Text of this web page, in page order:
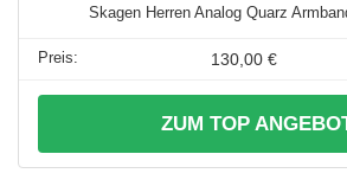
Skagen Herren Analog Quarz
130,00 €
ZUM TOP